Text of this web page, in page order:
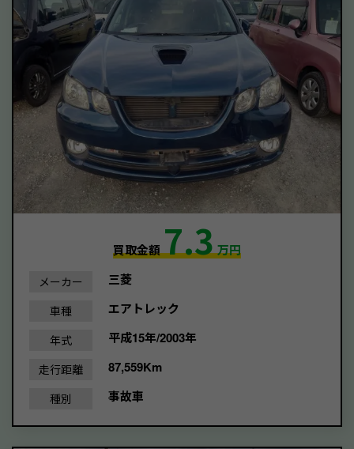
買取金額7.3万円
メーカー 三菱
車種 エアトレック
年式 平成15年/2003年
走行距離 87,559Km
種別 事故車